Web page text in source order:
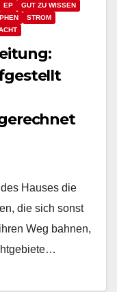
EP
GUT ZU WISSEN
STROM
Hauses die
die sich sonst
Weg bahnen,